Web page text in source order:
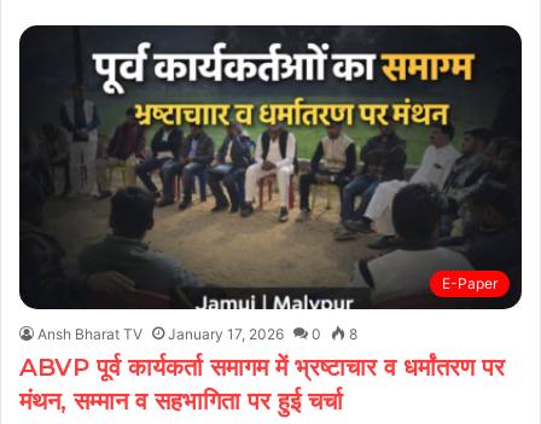
E-Paper
Ansh Bharat TV January 17, 2026 0 8
ABVP पूर्व कार्यकर्ता समागम में भ्रष्टाचार व धर्मांतरण पर
मंथन, सम्मान व सहभागिता पर हुई चर्चा